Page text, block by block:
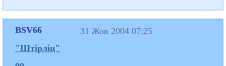
BSV66
"Штірліц"
31 Жов 2004 07:25